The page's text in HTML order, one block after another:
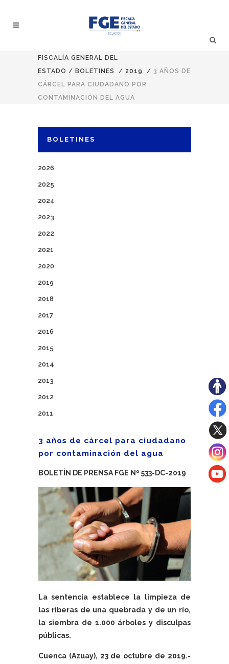
FISCALÍA GENERAL DEL
ESTADO / BOLETINES / 2019 / 3 AÑOS DE
CÁRCEL PARA CIUDADANO POR
CONTAMINACIÓN DEL AGUA
BOLETINES
2026
2025
2024
2023
2022
2021
2020
2019
2018
2017
2016
2015
2014
2013
2012
2011
3 años de cárcel para ciudadano
por contaminación del agua
BOLETÍN DE PRENSA FGE Nº 533-DC-2019
La sentencia establece la limpieza de
las riberas de una quebrada y de un río,
la siembra de 1.000 árboles y disculpas
públicas.
Cuenca (Azuay), 23 de octubre de 2019.-